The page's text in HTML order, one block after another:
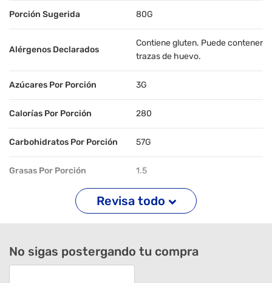
Porción Sugerida 80G
Alérgenos Declarados
Contiene gluten. Puede contener
trazas de huevo.
Azúcares Por Porción 3G
Calorías Por Porción 280
Carbohidratos Por Porción 57G
Grasas Por Porción 1.5
Proteínas Por Porción 10G
Peso Neto (G) 250
Revisa todo
No sigas postergando tu compra